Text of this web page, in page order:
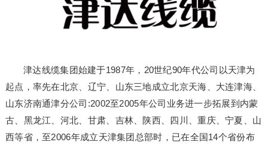
津达线缆集团始建于1987年，20世纪90年代公司以天津为
起点，率先在北京、辽宁、山东三地成立北京天海、大连津海、
山东济南通津分公司:2002至2005年公司业务进一步拓展到内蒙
古、黑龙江、河北、甘肃、吉林、陕西、四川、重庆、宁夏、山
西等省，至2006年成立天津集团总部时，已在全国14个省份布